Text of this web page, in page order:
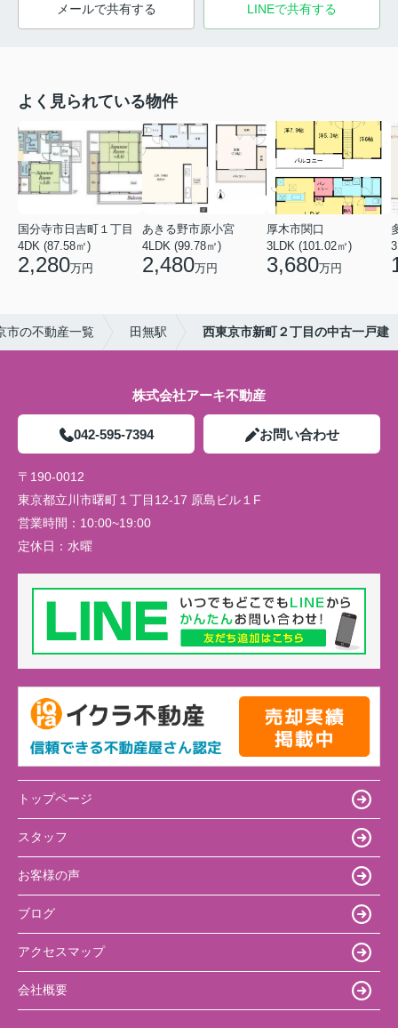
メールで共有する LINEで共有する
よく見られている物件
国分寺市日吉町１丁目
4DK (87.58㎡)
2,280万円
あきる野市原小宮
4LDK (99.78㎡)
2,480万円
厚木市関口
3LDK (101.02㎡)
3,680万円
市の不動産一覧 田無駅 西東京市新町２丁目の中古一戸建
株式会社アーキ不動産
042-595-7394 お問い合わせ
〒190-0012
東京都立川市曙町１丁目12-17 原島ビル１F
営業時間： 10:00~19:00
定休日： 水曜
トップページ
スタッフ
お客様の声
ブログ
アクセスマップ
会社概要